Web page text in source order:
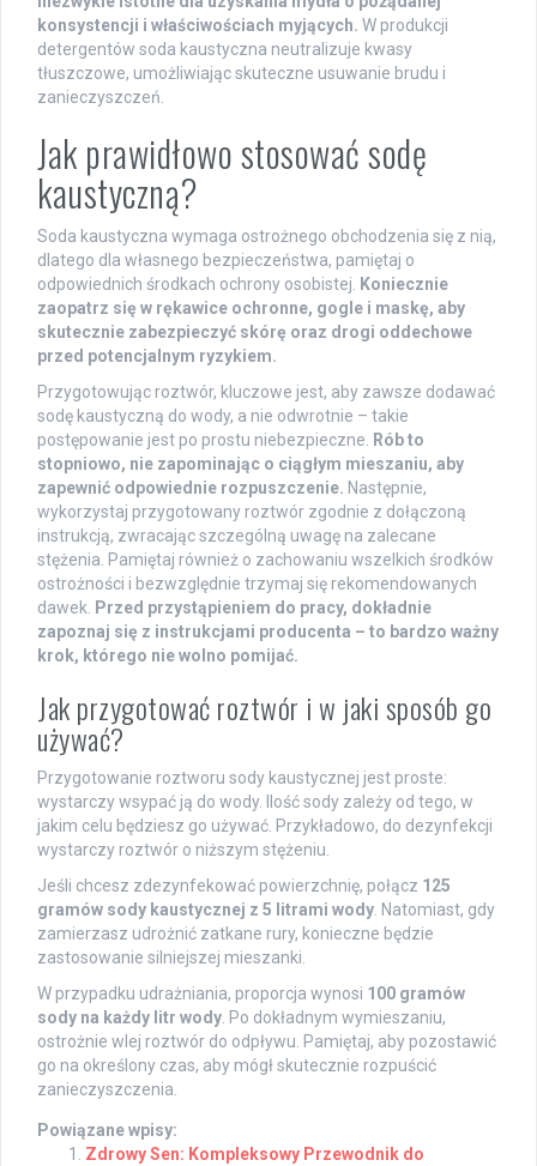
konsystencji i właściwościach myjących. W produkcji
detergentów soda kaustyczna neutralizuje kwasy
tłuszczowe, umożliwiając skuteczne usuwanie brudu i
zanieczyszczeń.
Jak prawidłowo stosować sodę
kaustyczną?
Soda kaustyczna wymaga ostrożnego obchodzenia się z nią,
dlatego dla własnego bezpieczeństwa, pamiętaj o
odpowiednich środkach ochrony osobistej. Koniecznie
zaopatrz się w rękawice ochronne, gogle i maskę, aby
skutecznie zabezpieczyć skórę oraz drogi oddechowe
przed potencjalnym ryzykiem.
Przygotowując roztwór, kluczowe jest, aby zawsze dodawać
sodę kaustyczną do wody, a nie odwrotnie – takie
postępowanie jest po prostu niebezpieczne. Rób to
stopniowo, nie zapominając o ciągłym mieszaniu, aby
zapewnić odpowiednie rozpuszczenie. Następnie,
wykorzystaj przygotowany roztwór zgodnie z dołączoną
instrukcją, zwracając szczególną uwagę na zalecane
stężenia. Pamiętaj również o zachowaniu wszelkich środków
ostrożności i bezwzględnie trzymaj się rekomendowanych
dawek. Przed przystąpieniem do pracy, dokładnie
zapoznaj się z instrukcjami producenta – to bardzo ważny
krok, którego nie wolno pomijać.
Jak przygotować roztwór i w jaki sposób go
używać?
Przygotowanie roztworu sody kaustycznej jest proste:
wystarczy wsypać ją do wody. Ilość sody zależy od tego, w
jakim celu będziesz go używać. Przykładowo, do dezynfekcji
wystarczy roztwór o niższym stężeniu.
Jeśli chcesz zdezynfekować powierzchnię, połącz 125
gramów sody kaustycznej z 5 litrami wody. Natomiast, gdy
zamierzasz udrożnić zatkane rury, konieczne będzie
zastosowanie silniejszej mieszanki.
W przypadku udrażniania, proporcja wynosi 100 gramów
sody na każdy litr wody. Po dokładnym wymieszaniu,
ostrożnie wlej roztwór do odpływu. Pamiętaj, aby pozostawić
go na określony czas, aby mógł skutecznie rozpuścić
zanieczyszczenia.
Powiązane wpisy:
Zdrowy Sen: Kompleksowy Przewodnik do